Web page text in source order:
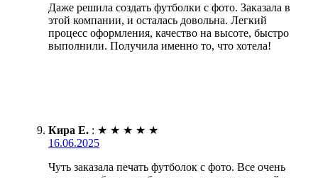
Даже решила создать футболки с фото. Заказала в
этой компании, и осталась довольна. Легкий
процесс оформления, качество на высоте, быстро
выполнили. Получила именно то, что хотела!
Кира Е. : ★ ★ ★ ★ ★
16.06.2025
Чуть заказала печать футболок с фото. Все очень